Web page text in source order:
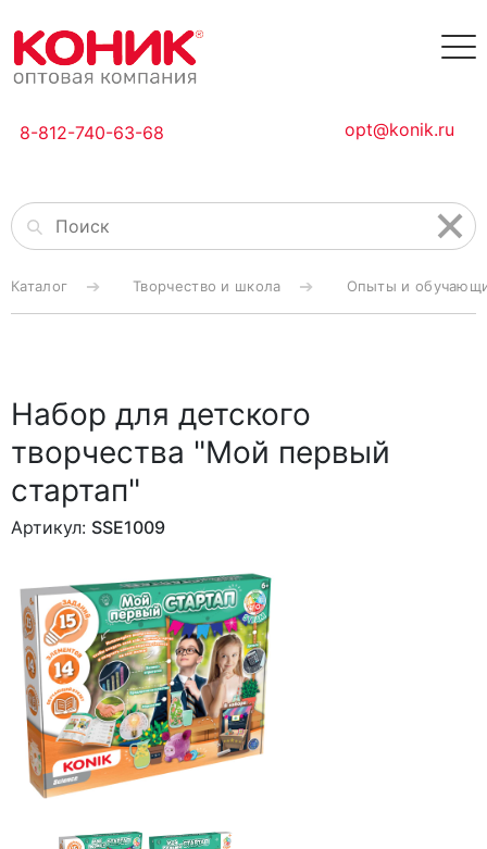
8-812-740-63-68 opt@konik.ru
Каталог Творчество и школа Опыты и
Набор для детского
творчества "Мой первый
стартап"
Артикул: SSE1009